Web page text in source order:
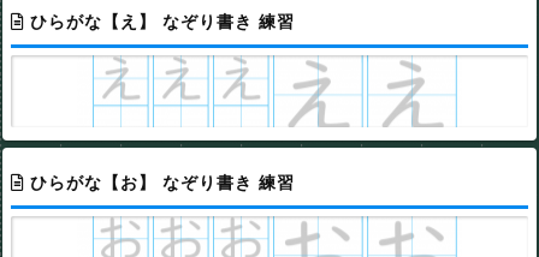
ひらがな【え】 なぞり書き 練習
ひらがな【お】 なぞり書き 練習